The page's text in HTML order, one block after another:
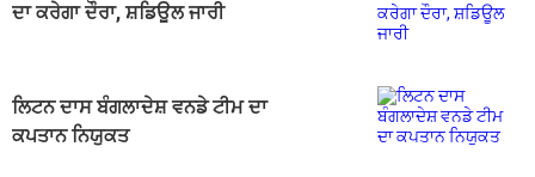
ਦਾ ਕਰੇਗਾ ਦੌਰਾ, ਸ਼ਡਿਊਲ ਜਾਰੀ
ਲਿਟਨ ਦਾਸ ਬੰਗਲਾਦੇਸ਼ ਵਨਡੇ ਟੀਮ ਦਾ
ਕਪਤਾਨ ਨਿਯੁਕਤ